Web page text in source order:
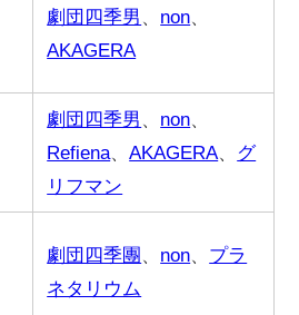
劇団四季男 non
AKAGERA
劇団四季男 non
Refiena
AKAGERA
グ
リフマン
劇団四季團 non
プラ
ネタリウム